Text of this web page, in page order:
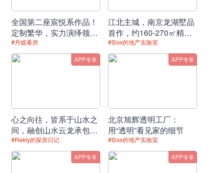
“前两月市场的复苏是前期积压的购房需求补偿
性释放，这其中大量的交易是改善性换房需求，短
时交易量比较高并不意味着市场进入了快速升温阶
段。”刘丽杰认为，市场的各项前瞻性预期指标尽管
有所恢复，但并没有一下子进入较热的位置，价格
去化压力较大，同时房企融资和拿地信心虽有边际
改善，但尚未完全恢复。
国家统计局新闻发言人、国民经济综合统计司
司长付凌晖15日在国新办举行的发布会上表示，在
全国第二座宸悦系作品！
定制繁华，实力演绎领先
时代的生活范本！
#丹妮看房
江北主城，南京龙湖墅品
首作，约160-270㎡精妆
温泉叠墅，全城竞藏！
#Sixx的地产实验室
APP专享
心之向往，皆系于山水之
间，融创山水云龙承包你
的理想生活
#Rekly的探房日记
APP专享
北京旭辉透明工厂：
用“透明”看见家的细节
#Sixx的地产实验室
APP专享 APP专享